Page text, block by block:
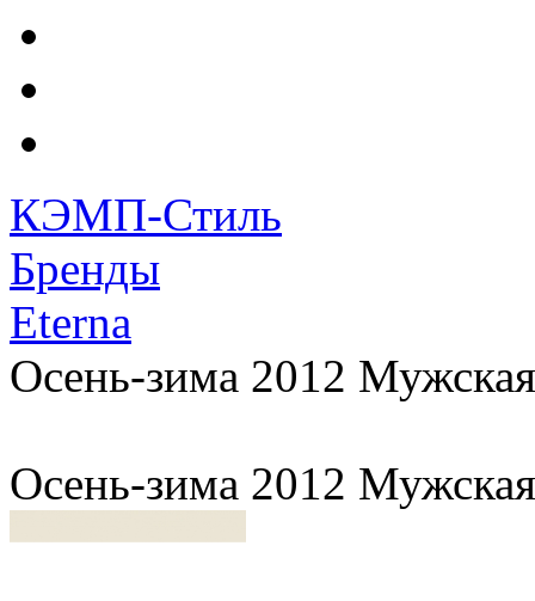
КЭМП-Стиль
Бренды
Eterna
Осень-зима 2012
Осень-зима 2012